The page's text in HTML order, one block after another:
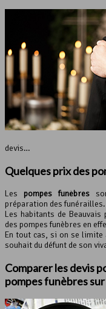
devis…
Quelques prix des
Les pompes funèbres
préparation des funérailles.
Les habitants de
des pompes funèbres en
En tout cas, si on se limite
souhait du défunt de son
Comparer les devis
pompes funèbres